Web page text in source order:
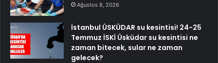
Ağustos 8, 2026
İstanbul ÜSKÜDAR su kesintisi! 24-25
Temmuz İSKİ Üsküdar su kesintisi ne
zaman bitecek, sular ne zaman
gelecek?